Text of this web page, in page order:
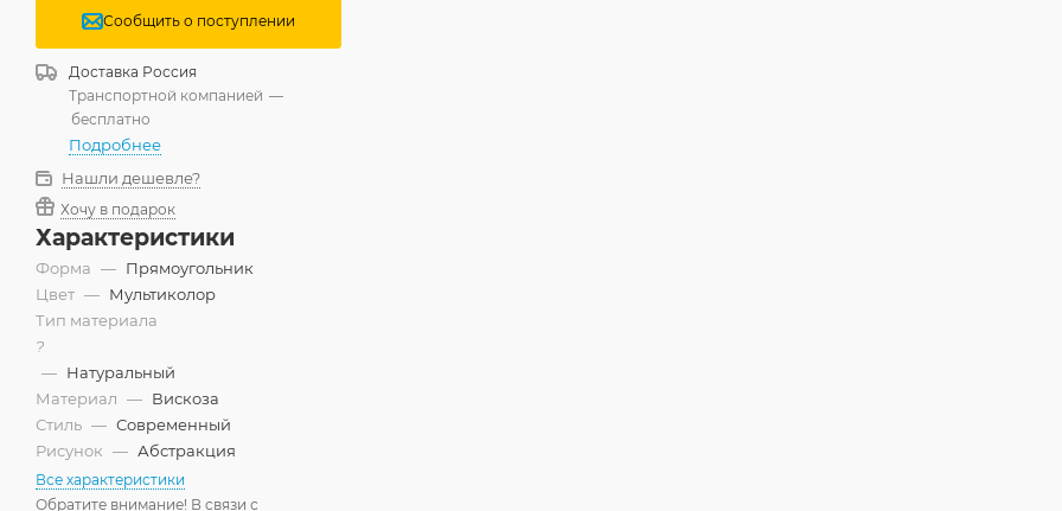
Сообщить о поступлении
Доставка Россия
Транспортной компанией —
бесплатно
Подробнее
Нашли дешевле?
Хочу в подарок
Характеристики
Форма — Прямоугольник
Цвет — Мультиколор
Тип материала
?
— Натуральный
Материал — Вискоза
Стиль — Современный
Рисунок — Абстракция
Все характеристики
Обратите внимание! В связи с